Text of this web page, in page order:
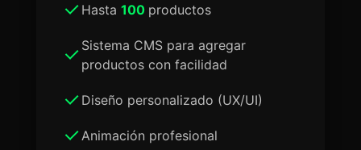
Hasta 100 productos
Sistema CMS para agregar
productos con facilidad
Diseño personalizado (UX/UI)
Animación profesional